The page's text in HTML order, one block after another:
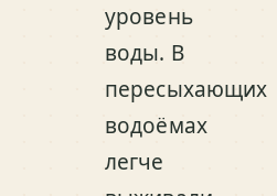
уровень
воды. В
пересыхающих
водоёмах
легче